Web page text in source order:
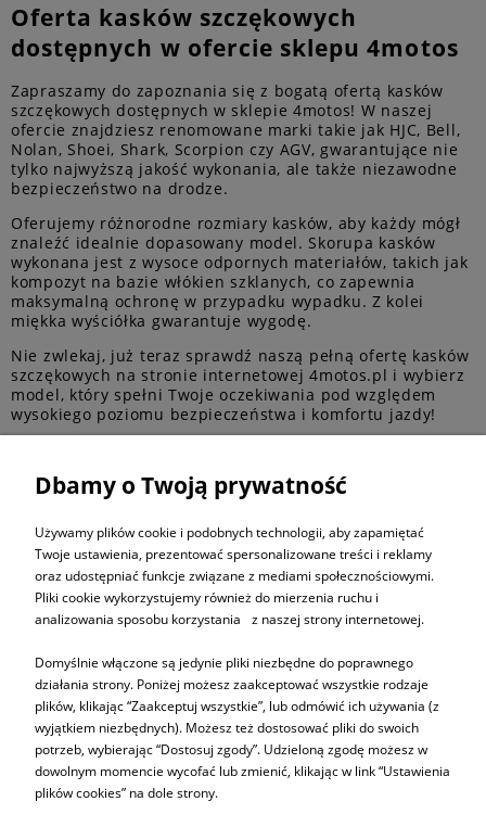
Oferta kasków szczękowych
dostępnych w ofercie sklepu 4motos
Zapraszamy do zapoznania się z bogatą ofertą kasków
szczękowych dostępnych w sklepie 4motos! W naszej
ofercie znajdziesz renomowane marki takie jak HJC, Bell,
Nolan, Shoei, Shark, Scorpion czy AGV, gwarantujące nie
tylko najwyższą jakość wykonania, ale także niezawodne
bezpieczeństwo na drodze.
Oferujemy różnorodne rozmiary kasków, aby każdy mógł
znaleźć idealnie dopasowany model. Skorupa kasków
wykonana jest z wysoce odpornych materiałów, takich jak
kompozyt na bazie włókien szklanych, co zapewnia
maksymalną ochronę w przypadku wypadku. Z kolei
miękka wyściółka gwarantuje wygodę.
Nie zwlekaj, już teraz sprawdź naszą pełną ofertę kasków
szczękowych na stronie internetowej 4motos.pl i wybierz
model, który spełni Twoje oczekiwania pod względem
wysokiego poziomu bezpieczeństwa i komfortu jazdy!
ZAPISZ SIĘ DO
NEWSLETTERA
Informacje
Dbamy o Twoją prywatność
Używamy plików cookie i podobnych technologii, aby zapamiętać
Twoje ustawienia, prezentować spersonalizowane treści i reklamy
oraz udostępniać funkcje związane z mediami społecznościowymi.
Pliki cookie wykorzystujemy również do mierzenia ruchu i
analizowania sposobu korzystania z naszej strony internetowej.
Domyślnie włączone są jedynie pliki niezbędne do poprawnego
działania strony. Poniżej możesz zaakceptować wszystkie rodzaje
plików, klikając “Zaakceptuj wszystkie”, lub odmówić ich używania (z
wyjątkiem niezbędnych). Możesz też dostosować pliki do swoich
potrzeb, wybierając “Dostosuj zgody”. Udzieloną zgodę możesz w
dowolnym momencie wycofać lub zmienić, klikając w link “Ustawienia
plików cookies” na dole strony.